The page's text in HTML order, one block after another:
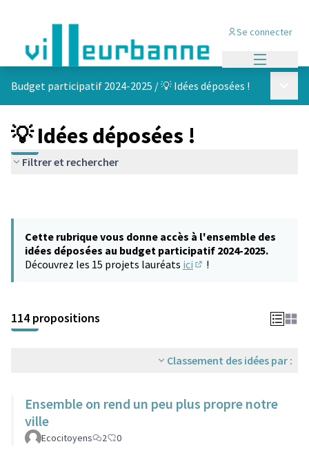
Se connecter
Budget participatif 2024-2025 /💡 Idées déposées !
💡 Idées déposées !
Filtrer et rechercher
Cette rubrique vous donne accès à l'ensemble des
idées déposées au budget participatif 2024-2025.
Découvrez les 15 projets lauréats ici !
114 propositions
Classement des idées par :
Ensemble on rend un peu plus propre notre
ville
Ecocitoyens 2 0